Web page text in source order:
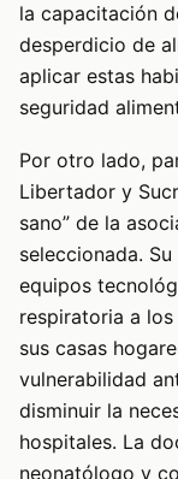
la capacitación
desperdicio de
aplicar estas
seguridad
Por otro lado,
Libertador y
sano” de la
seleccionada.
equipos
respiratoria a
sus casas
vulnerabilidad
disminuir la
hospitales. La
neonatólogo y